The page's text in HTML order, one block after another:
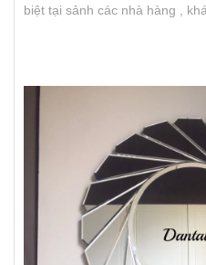
biệt tại sảnh các nhà hàng ,